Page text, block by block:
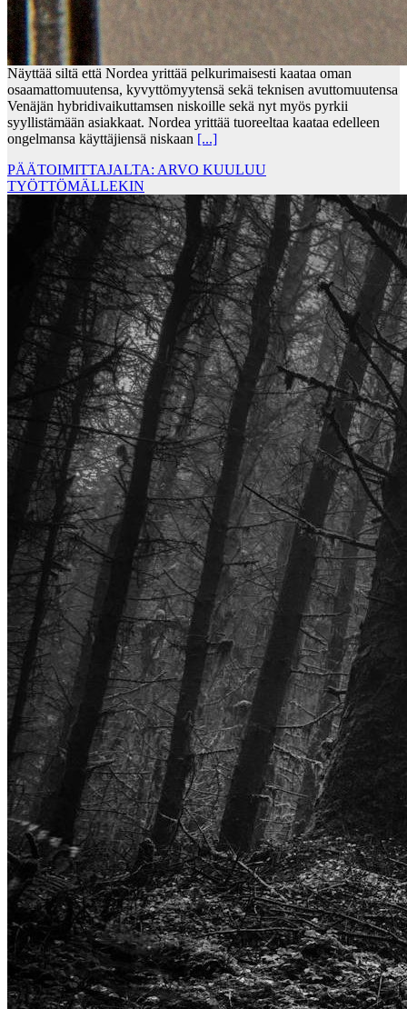
Näyttää siltä että Nordea yrittää pelkurimaisesti kaataa oman
osaamattomuutensa, kyvyttömyytensä sekä teknisen avuttomuutensa
Venäjän hybridivaikuttamsen niskoille sekä nyt myös pyrkii
syyllistämään asiakkaat. Nordea yrittää tuoreeltaa kaataa edelleen
ongelmansa käyttäjiensä niskaan [...]
PÄÄTOIMITTAJALTA: ARVO KUULUU
TYÖTTÖMÄLLEKIN